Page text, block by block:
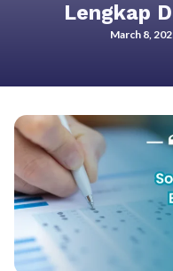
Lengkap
March 8,